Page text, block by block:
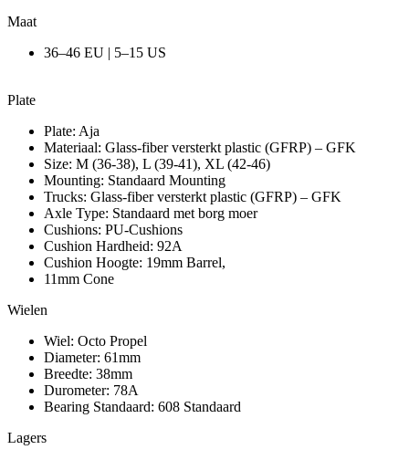
Maat
36–46 EU | 5–15 US
Plate
Plate: Aja
Materiaal: Glass-fiber versterkt plastic (GFRP) – GFK
Size: M (36-38), L (39-41), XL (42-46)
Mounting: Standaard Mounting
Trucks: Glass-fiber versterkt plastic (GFRP) – GFK
Axle Type: Standaard met borg moer
Cushions: PU-Cushions
Cushion Hardheid: 92A
Cushion Hoogte: 19mm Barrel,
11mm Cone
Wielen
Wiel: Octo Propel
Diameter: 61mm
Breedte: 38mm
Durometer: 78A
Bearing Standaard: 608 Standaard
Lagers